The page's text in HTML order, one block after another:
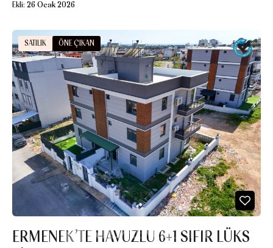
Ekli: 26 Ocak 2026
SATILIK ÖNE ÇIKAN
ERMENEK’TE HAVUZLU 6+1 SIFIR LÜKS